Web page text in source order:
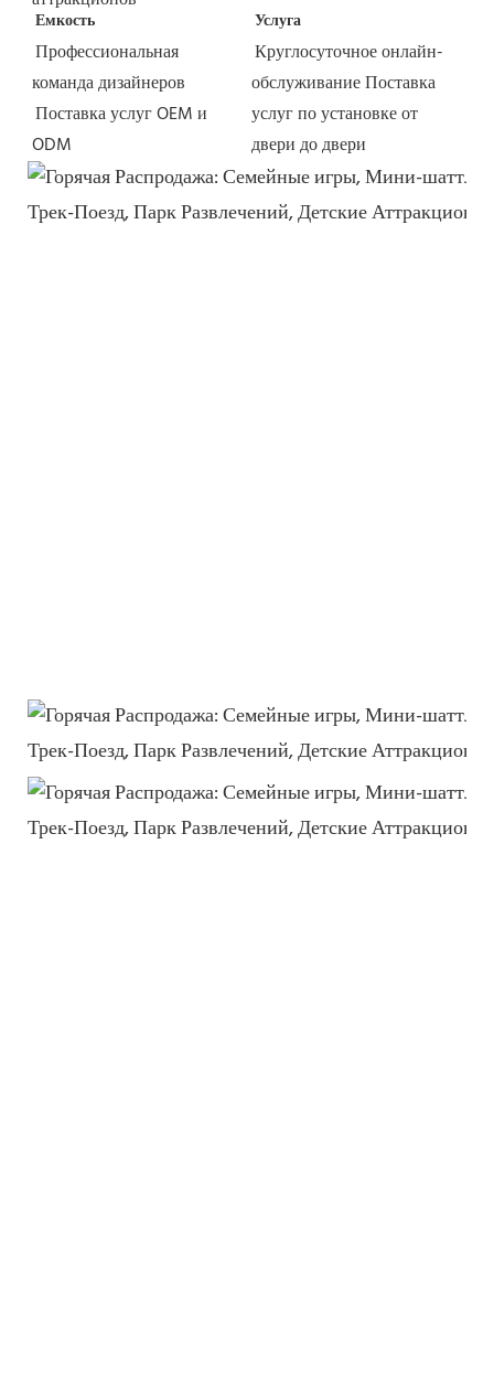
Емкость
Профессиональная
команда дизайнеров
Поставка услуг OEM и
ODM
Услуга
Круглосуточное онлайн-
обслуживаниеПоставка
услуг по установке от
двери до двери